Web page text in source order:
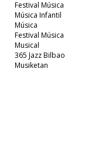
Festival Música
Música Infantil
Música
Festival Música
Musical
365 Jazz Bilbao
Musiketan